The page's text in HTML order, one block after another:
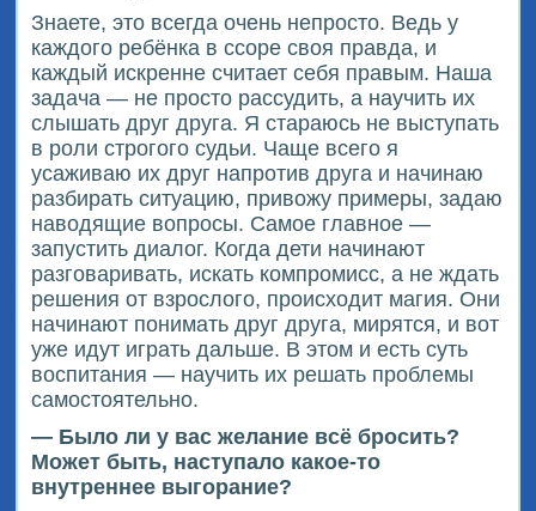
Знаете, это всегда очень непросто. Ведь у
каждого ребёнка в ссоре своя правда, и
каждый искренне считает себя правым. Наша
задача — не просто рассудить, а научить их
слышать друг друга. Я стараюсь не выступать
в роли строгого судьи. Чаще всего я
усаживаю их друг напротив друга и начинаю
разбирать ситуацию, привожу примеры, задаю
наводящие вопросы. Самое главное —
запустить диалог. Когда дети начинают
разговаривать, искать компромисс, а не ждать
решения от взрослого, происходит магия. Они
начинают понимать друг друга, мирятся, и вот
уже идут играть дальше. В этом и есть суть
воспитания — научить их решать проблемы
самостоятельно.
— Было ли у вас желание всё бросить?
Может быть, наступало какое-то
внутреннее выгорание?